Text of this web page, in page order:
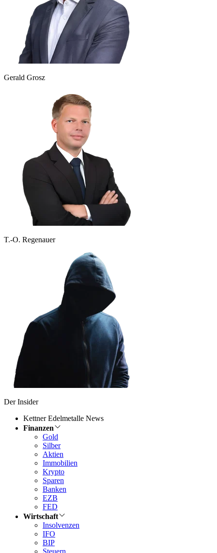
Gerald Grosz
T.-O. Regenauer
Der Insider
Kettner Edelmetalle News
Finanzen
Gold
Silber
Aktien
Immobilien
Krypto
Sparen
Banken
EZB
FED
Wirtschaft
Insolvenzen
IFO
BIP
Steuern